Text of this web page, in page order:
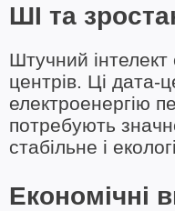
ШІ та
Штучний
центрів. Ці дата-
електроенергію
потребують
стабільне і
Економічні